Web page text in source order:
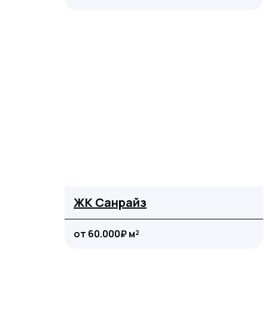
ЖК Санрайз
от 60.000₽ м²